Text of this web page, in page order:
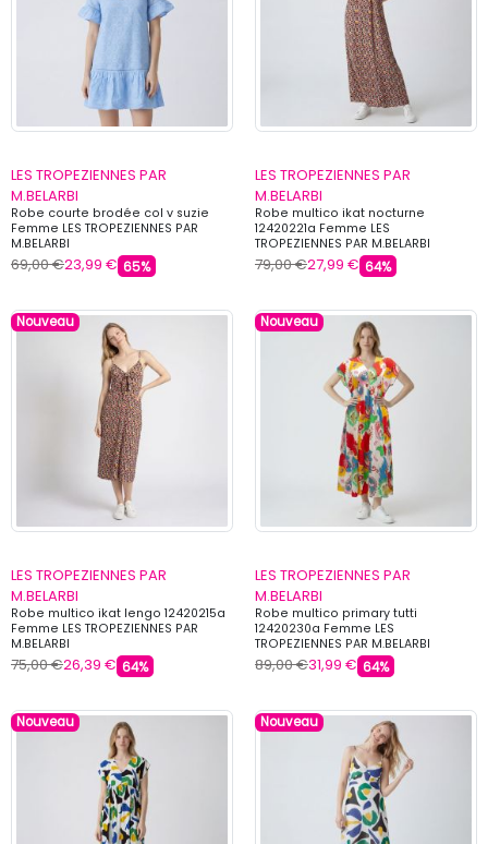
LES TROPEZIENNES PAR
M.BELARBI
Robe courte brodée col v suzie
Femme LES TROPEZIENNES PAR
M.BELARBI
69,00 €23,99 € 65%
LES TROPEZIENNES PAR
M.BELARBI
Robe multico ikat nocturne
12420221a Femme LES
TROPEZIENNES PAR M.BELARBI
79,00 €27,99 € 64%
Nouveau
LES TROPEZIENNES PAR
M.BELARBI
Robe multico ikat lengo 12420215a
Femme LES TROPEZIENNES PAR
M.BELARBI
75,00 €26,39 € 64%
Nouveau
LES TROPEZIENNES PAR
M.BELARBI
Robe multico primary tutti
12420230a Femme LES
TROPEZIENNES PAR M.BELARBI
89,00 €31,99 € 64%
Nouveau Nouveau